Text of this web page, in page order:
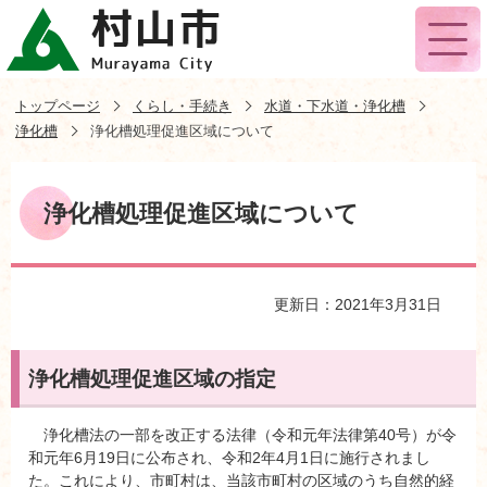
トップページ くらし・手続き
水道・下水道・浄化槽
浄化槽
浄化槽処理促進区域について
浄化槽処理促進区域について
更新日：2021年3月31日
浄化槽処理促進区域の指定
浄化槽法の一部を改正する法律（令和元年法律第40号）が令
和元年6月19日に公布され、令和2年4月1日に施行されまし
た。これにより、市町村は、当該市町村の区域のうち自然的経